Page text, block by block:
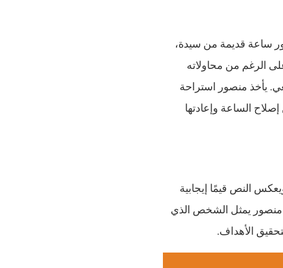
ساعة قديمة من سيدة،
الرغم من محاولاته
يأخذ منصور استراحة
الساعة وإعادتها
النص قيمًا إيجابية
منصور يمثل الشخص الذي
الأهداف.